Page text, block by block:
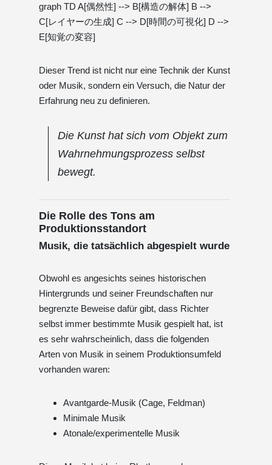
graph TD A[偶然性] --> B[構造の解体] B -->
C[レイヤーの生成] C --> D[時間の可視化] D -->
E[知覚の変容]
Dieser Trend ist nicht nur eine Technik der Kunst
oder Musik, sondern ein Versuch, die Natur der
Erfahrung neu zu definieren.
Die Kunst hat sich vom Objekt zum
Wahrnehmungsprozess selbst
bewegt.
Die Rolle des Tons am
Produktionsstandort
Musik, die tatsächlich abgespielt wurde
Obwohl es angesichts seines historischen
Hintergrunds und seiner Freundschaften nur
begrenzte Beweise dafür gibt, dass Richter
selbst immer bestimmte Musik gespielt hat, ist
es sehr wahrscheinlich, dass die folgenden
Arten von Musik in seinem Produktionsumfeld
vorhanden waren:
Avantgarde-Musik (Cage, Feldman)
Minimale Musik
Atonale/experimentelle Musik